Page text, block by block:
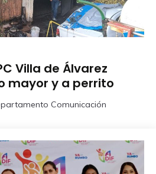
Villa de Álvarez
mayor y a perrito
Comunicación